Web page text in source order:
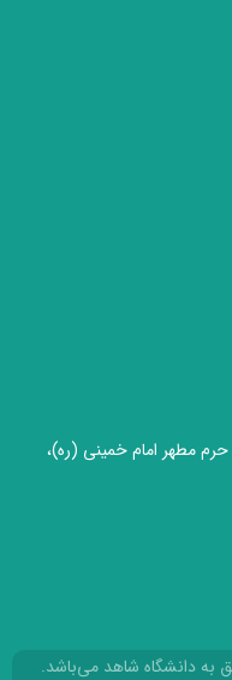
حرم مطهر امام خمینی (ره)،
به دانشگاه شاهد می‌باشد.